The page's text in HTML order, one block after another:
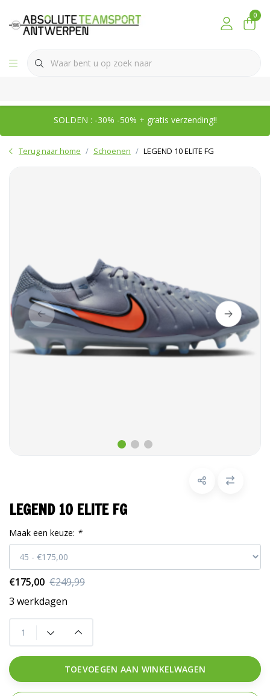
0
SOLDEN : -30% -50% + gratis verzending!!
Terug naar home Schoenen LEGEND 10 ELITE FG
LEGEND 10 ELITE FG
Maak een keuze: *
€175,00 €249,99
3 werkdagen
TOEVOEGEN AAN WINKELWAGEN